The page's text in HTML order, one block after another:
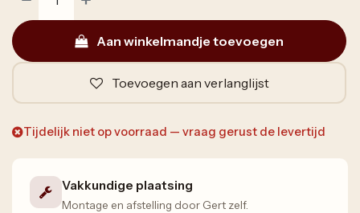
Aan winkelmandje toevoegen
Toevoegen aan verlanglijst
Tijdelijk niet op voorraad — vraag gerust de levertijd
Vakkundige plaatsing
Montage en afstelling door Gert zelf.